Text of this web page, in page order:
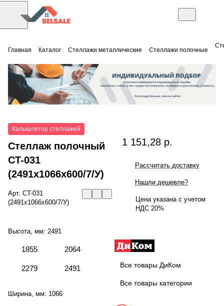
Главная Каталог Стеллажи металлические Стеллажи полочные
Калькулятор стеллажей
Стеллаж полочный
СT-031
(2491x1066x600/7/У)
Арт. СT-031
(2491x1066x600/7/У)
Высота, мм: 2491
1855 2064
2279 2491
Ширина, мм: 1066
1 151,28 р.
Рассчитать доставку
Нашли дешевле?
Цена указана с учетом
НДС 20%
Все товары ДиКом
Все товары категории